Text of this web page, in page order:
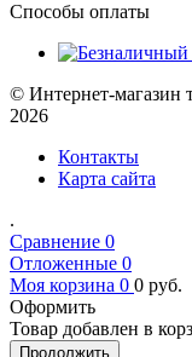
Способы оплаты
© Интернет-магазин
2026
Контакты
Карта сайта
.
Сравнение 0
Отложенные 0
Моя корзина 0 0 руб.
Оформить
Товар добавлен в
Продолжить